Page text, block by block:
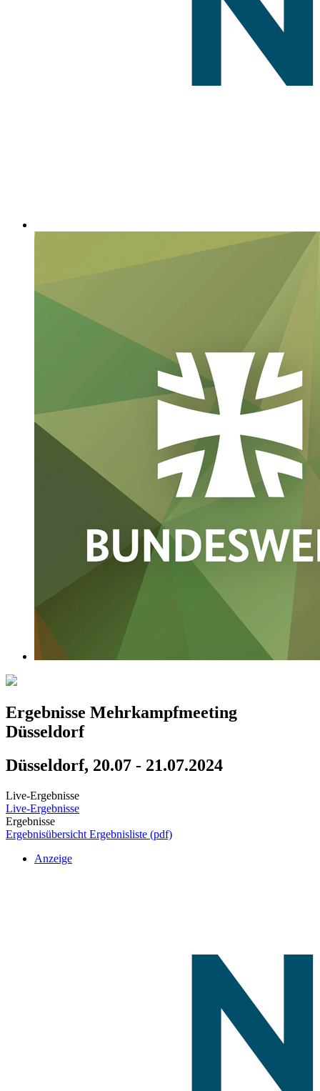
Ergebnisse Mehrkampfmeeting
Düsseldorf
Düsseldorf, 20.07 - 21.07.2024
Live-Ergebnisse
Live-Ergebnisse
Ergebnisse
Ergebnisübersicht Ergebnisliste (pdf)
Anzeige